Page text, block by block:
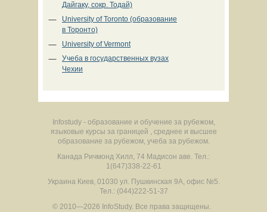
Дайгаку, сокр. Тодай)
University of Toronto (образование
в Торонто)
University of Vermont
Учеба в государственных вузах
Чехии
Infostudy - образование и обучение за рубежом,
языковые курсы за границей , среднее и высшее
образование за рубежом, учеба за рубежом.
Канада Ричмонд Хилл, 74 Мадисон аве. Тел.:
1(647)338-22-61
Украина Киев, 01030 ул. Пушкинская 9А, офис №5.
Тел.: (044)222-51-37
© 2010—2026 InfoStudy. Все права защищены.